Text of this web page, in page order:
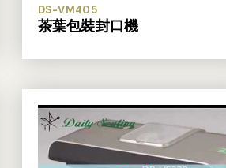
DS-VM405
茶葉包裝封口機